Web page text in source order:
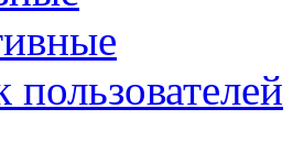
пользователей